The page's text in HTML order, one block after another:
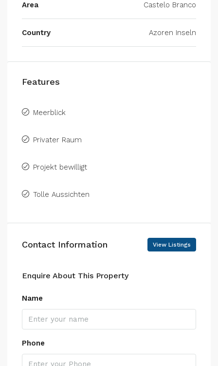
Area Castelo Branco
Country Azoren Inseln
Features
Meerblick
Privater Raum
Projekt bewilligt
Tolle Aussichten
Contact Information View Listings
Enquire About This Property
Name
Phone